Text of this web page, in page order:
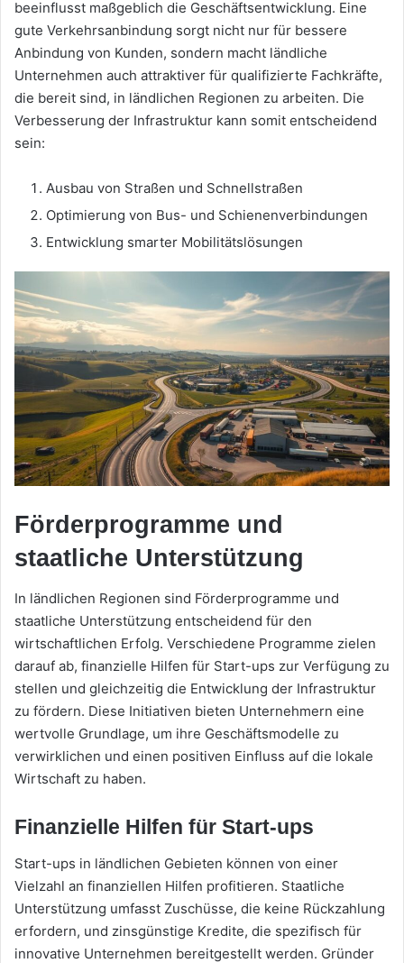
beeinflusst maßgeblich die Geschäftsentwicklung. Eine
gute Verkehrsanbindung sorgt nicht nur für bessere
Anbindung von Kunden, sondern macht ländliche
Unternehmen auch attraktiver für qualifizierte Fachkräfte,
die bereit sind, in ländlichen Regionen zu arbeiten. Die
Verbesserung der Infrastruktur kann somit entscheidend
sein:
Ausbau von Straßen und Schnellstraßen
Optimierung von Bus- und Schienenverbindungen
Entwicklung smarter Mobilitätslösungen
Förderprogramme und
staatliche Unterstützung
In ländlichen Regionen sind Förderprogramme und
staatliche Unterstützung entscheidend für den
wirtschaftlichen Erfolg. Verschiedene Programme zielen
darauf ab, finanzielle Hilfen für Start-ups zur Verfügung zu
stellen und gleichzeitig die Entwicklung der Infrastruktur
zu fördern. Diese Initiativen bieten Unternehmern eine
wertvolle Grundlage, um ihre Geschäftsmodelle zu
verwirklichen und einen positiven Einfluss auf die lokale
Wirtschaft zu haben.
Finanzielle Hilfen für Start-ups
Start-ups in ländlichen Gebieten können von einer
Vielzahl an finanziellen Hilfen profitieren. Staatliche
Unterstützung umfasst Zuschüsse, die keine Rückzahlung
erfordern, und zinsgünstige Kredite, die spezifisch für
innovative Unternehmen bereitgestellt werden. Gründer